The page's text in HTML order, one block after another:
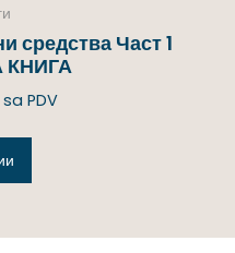
средства Част 1
КНИГА
sa PDV